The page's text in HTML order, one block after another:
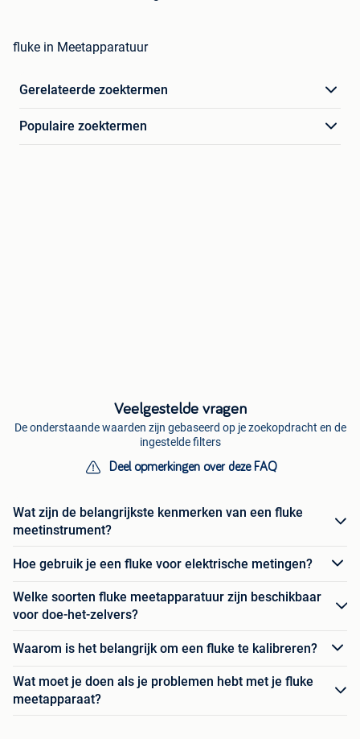
fluke in Meetapparatuur
Gerelateerde zoektermen
Populaire zoektermen
Veelgestelde vragen
De onderstaande waarden zijn gebaseerd op je zoekopdracht en de
ingestelde filters
Deel opmerkingen over deze FAQ
Wat zijn de belangrijkste kenmerken van een fluke
meetinstrument?
Hoe gebruik je een fluke voor elektrische metingen?
Welke soorten fluke meetapparatuur zijn beschikbaar
voor doe-het-zelvers?
Waarom is het belangrijk om een fluke te kalibreren?
Wat moet je doen als je problemen hebt met je fluke
meetapparaat?